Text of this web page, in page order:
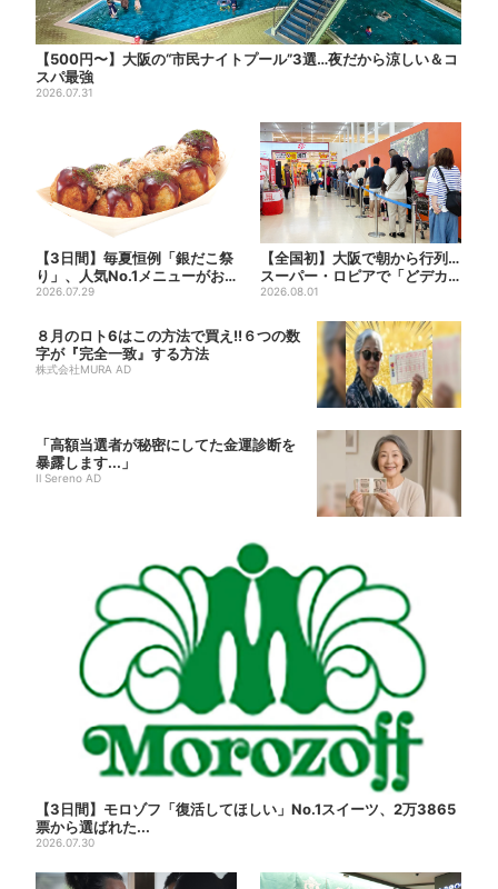
【500円〜】大阪の“市民ナイトプール”3選…夜だから涼しい＆コ
スパ最強
2026.07.31
【3日間】毎夏恒例「銀だこ祭
り」、人気No.1メニューがお
得に
2026.07.29
【全国初】大阪で朝から行列…
スーパー・ロピアで「どデカ
抽選会」、開始30分で“1...
2026.08.01
８月のロト6はこの方法で買え!!６つの数
字が『完全一致』する方法
株式会社MURA AD
「高額当選者が秘密にしてた金運診断を
暴露します...」
Il Sereno AD
【3日間】モロゾフ「復活してほしい」No.1スイーツ、2万3865
票から選ばれた...
2026.07.30